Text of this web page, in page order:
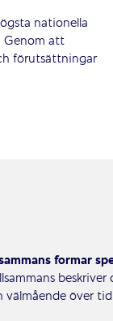
nationella
Genom att
förutsättningar
formar
välmående över